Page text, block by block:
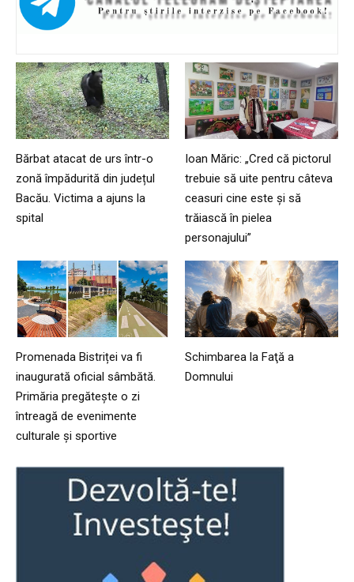
Bărbat atacat de urs într-o
zonă împădurită din județul
Bacău. Victima a ajuns la
spital
Ioan Măric: „Cred că pictorul
trebuie să uite pentru câteva
ceasuri cine este și să
trăiască în pielea
personajului”
Promenada Bistriței va fi
inaugurată oficial sâmbătă.
Primăria pregătește o zi
întreagă de evenimente
culturale și sportive
Schimbarea la Faţă a
Domnului